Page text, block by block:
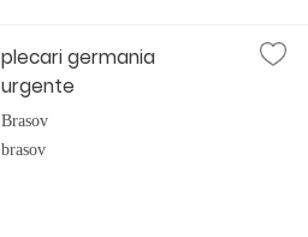
plecari germania
urgente
Brasov
brasov